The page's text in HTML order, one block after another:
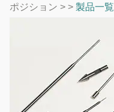
ポジション > > 製品一覧